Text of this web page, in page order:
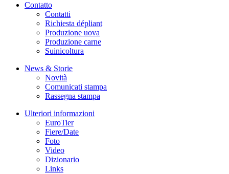
Contatto
Contatti
Richiesta dépliant
Produzione uova
Produzione carne
Suinicoltura
News & Storie
Novità
Comunicati stampa
Rassegna stampa
Ulteriori informazioni
EuroTier
Fiere/Date
Foto
Video
Dizionario
Links